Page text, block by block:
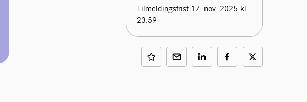
Tilmeldingsfrist 17. nov. 2025 kl.
23.59